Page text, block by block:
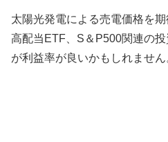
太陽光発電による売電価格を
高配当ETF、S＆P500関連の
が利益率が良いかもしれません